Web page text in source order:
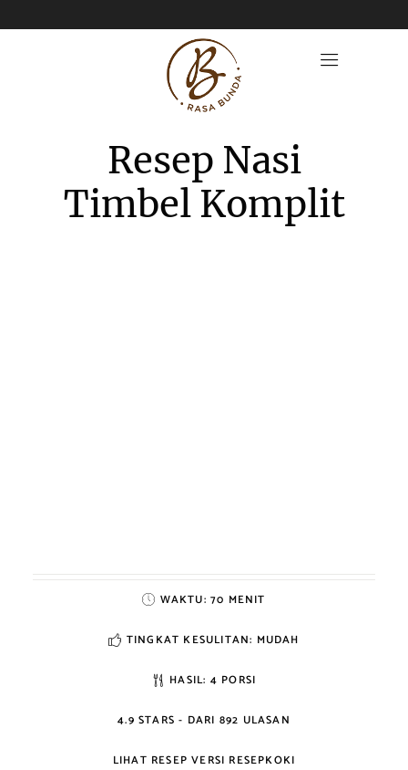
Resep Nasi
Timbel Komplit
WAKTU: 70 MENIT
TINGKAT KESULITAN: MUDAH
HASIL: 4 PORSI
4.9 STARS - DARI 892 ULASAN
LIHAT RESEP VERSI RESEPKOKI